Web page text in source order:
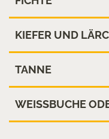
KIEFER UND
TANNE
WEISSBUCHE